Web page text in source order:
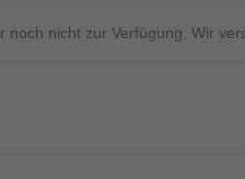
nicht zur Verfügung. Wir